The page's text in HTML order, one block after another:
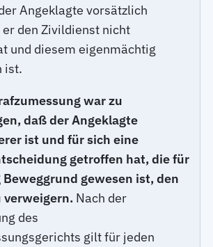
Angeklagte vorsätzlich
den Zivildienst nicht
und diesem eigenmächtig
ist.
war zu
daß der Angeklagte
ist und für sich eine
getroffen hat, die für
gewesen ist, den
Nach der
des
gilt für jeden